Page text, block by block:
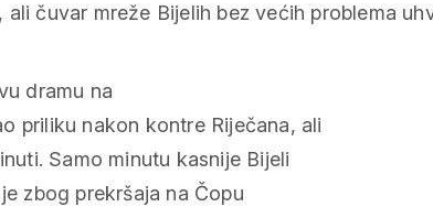
čuvar mreže Bijelih bez većih problema
dramu na
priliku nakon kontre Riječana, ali
Samo minutu kasnije Bijeli
zbog prekršaja na Čopu